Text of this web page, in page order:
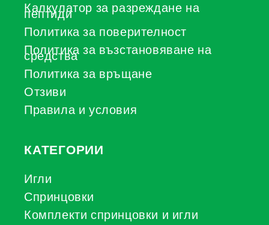
Калкулатор за разреждане на
пептиди
Политика за поверителност
Политика за възстановяване на
средства
Политика за връщане
Отзиви
Правила и условия
КАТЕГОРИИ
Игли
Спринцовки
Комплекти спринцовки и игли